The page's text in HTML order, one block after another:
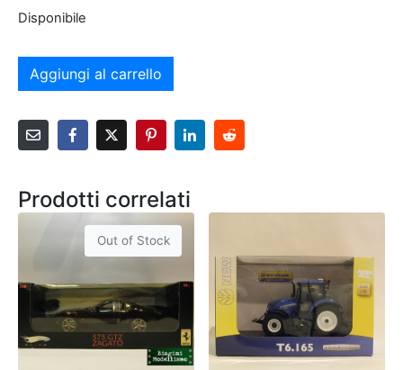
Disponibile
Aggiungi al carrello
Prodotti correlati
Out of Stock